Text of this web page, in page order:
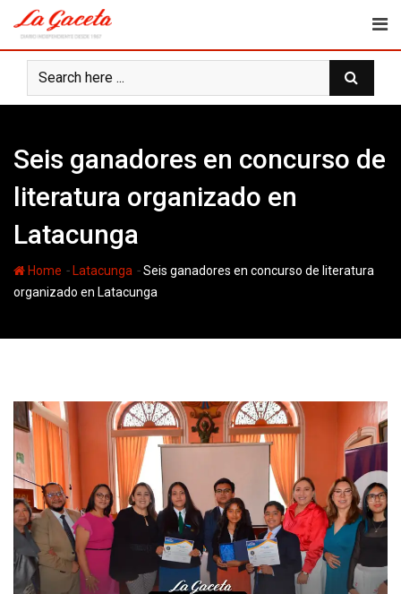
content
Seis ganadores en concurso de
literatura organizado en
Latacunga
Home - Latacunga -Seis ganadores en concurso de literatura
organizado en Latacunga